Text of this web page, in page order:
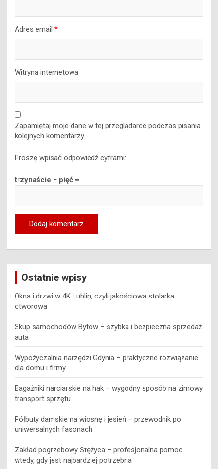
Adres email *
Witryna internetowa
Zapamiętaj moje dane w tej przeglądarce podczas pisania
kolejnych komentarzy.
Proszę wpisać odpowiedź cyframi:
trzynaście − pięć =
Ostatnie wpisy
Okna i drzwi w 4K Lublin, czyli jakościowa stolarka
otworowa
Skup samochodów Bytów – szybka i bezpieczna sprzedaż
auta
Wypożyczalnia narzędzi Gdynia – praktyczne rozwiązanie
dla domu i firmy
Bagażniki narciarskie na hak – wygodny sposób na zimowy
transport sprzętu
Półbuty damskie na wiosnę i jesień – przewodnik po
uniwersalnych fasonach
Zakład pogrzebowy Stężyca – profesjonalna pomoc
wtedy, gdy jest najbardziej potrzebna